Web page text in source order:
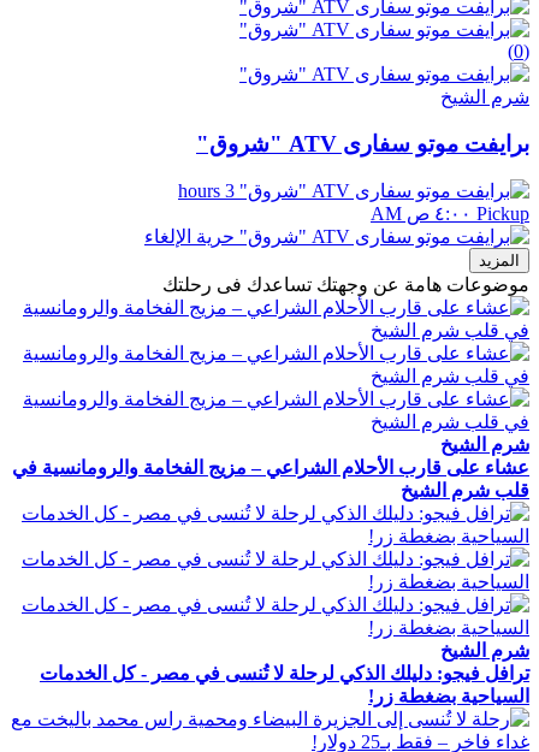
(0)
شرم الشيخ
برايفت موتو سفارى ATV "شروق"
3 hours
Pickup ٤:٠٠ ص AM
حرية الإلغاء
المزيد
موضوعات هامة عن وجهتك تساعدك فى رحلتك
شرم الشيخ
عشاء على قارب الأحلام الشراعي – مزيج الفخامة والرومانسية في
قلب شرم الشيخ
شرم الشيخ
ترافل فيجو: دليلك الذكي لرحلة لا تُنسى في مصر - كل الخدمات
السياحية بضغطة زر!